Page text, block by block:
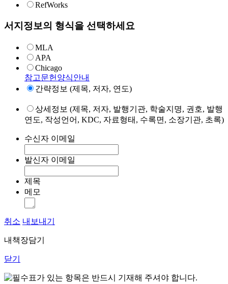
RefWorks
서지정보의 형식을 선택하세요
MLA
APA
Chicago
참고문헌양식안내
간략정보 (제목, 저자, 연도)
상세정보 (제목, 저자, 발행기관, 학술지명, 권호, 발행
연도, 작성언어, KDC, 자료형태, 수록면, 소장기관, 초록)
수신자 이메일
발신자 이메일
제목
메모
취소 내보내기
내책장담기
닫기
표가 있는 항목은 반드시 기재해 주셔야 합니다.